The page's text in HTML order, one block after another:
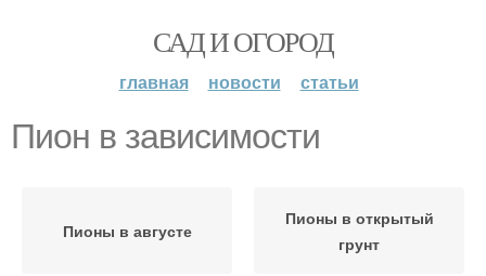
САД И ОГОРОД
главная новости статьи
Пион в зависимости
Пионы в августе
Пионы в открытый
грунт